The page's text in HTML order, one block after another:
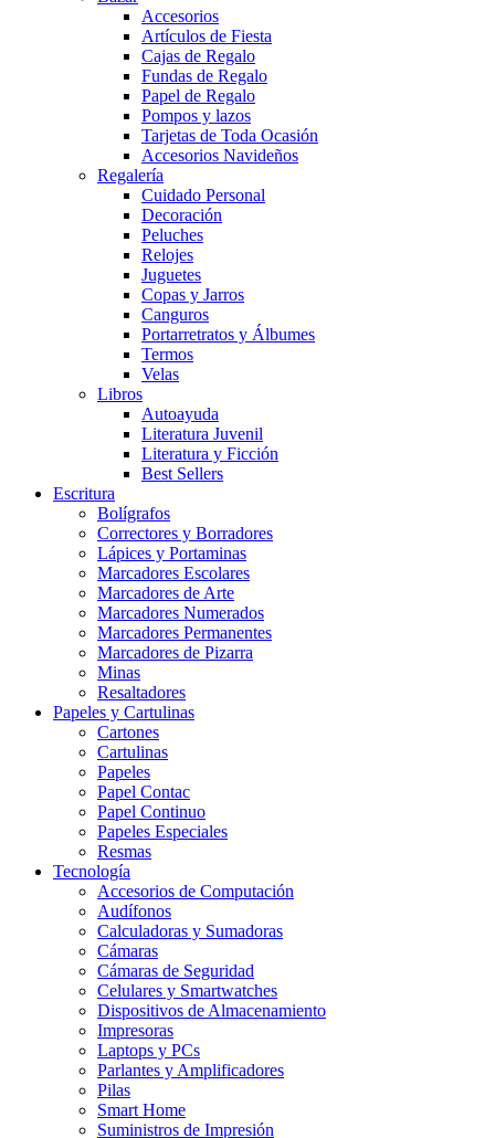
Accesorios
Artículos de Fiesta
Cajas de Regalo
Fundas de Regalo
Papel de Regalo
Pompos y lazos
Tarjetas de Toda Ocasión
Accesorios Navideños
Regalería
Cuidado Personal
Decoración
Peluches
Relojes
Juguetes
Copas y Jarros
Canguros
Portarretratos y Álbumes
Termos
Velas
Libros
Autoayuda
Literatura Juvenil
Literatura y Ficción
Best Sellers
Escritura
Bolígrafos
Correctores y Borradores
Lápices y Portaminas
Marcadores Escolares
Marcadores de Arte
Marcadores Numerados
Marcadores Permanentes
Marcadores de Pizarra
Minas
Resaltadores
Papeles y Cartulinas
Cartones
Cartulinas
Papeles
Papel Contac
Papel Continuo
Papeles Especiales
Resmas
Tecnología
Accesorios de Computación
Audífonos
Calculadoras y Sumadoras
Cámaras
Cámaras de Seguridad
Celulares y Smartwatches
Dispositivos de Almacenamiento
Impresoras
Laptops y PCs
Parlantes y Amplificadores
Pilas
Smart Home
Suministros de Impresión